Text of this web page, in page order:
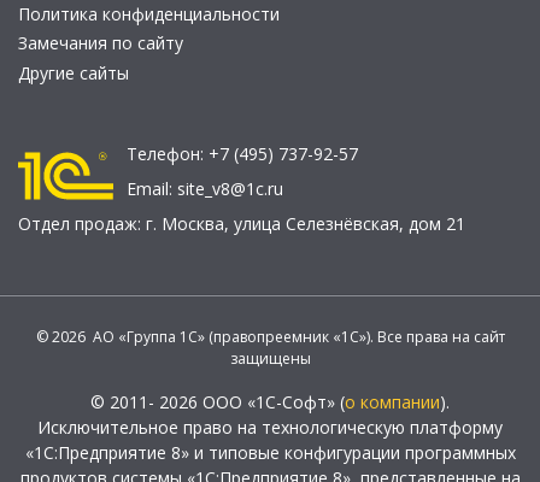
Политика конфиденциальности
Замечания по сайту
Другие сайты
Телефон: +7 (495) 737-92-57
Email: site_v8@1c.ru
Отдел продаж: г. Москва, улица Селезнёвская, дом 21
© 2026 АО «Группа 1С» (правопреемник «1С»). Все права на сайт
защищены
© 2011- 2026 ООО «1С-Софт» (о компании).
Исключительное право на технологическую платформу
«1С:Предприятие 8» и типовые конфигурации программных